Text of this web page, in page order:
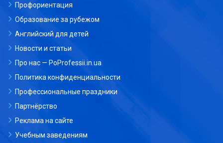
Профориентация
Образование за рубежом
Английский для детей
Новости и статьи
Про нас — PoProfessii.in.ua
Политика конфиденциальности
Профессиональные праздники
Партнёрство
Реклама на сайте
Учебным заведениям